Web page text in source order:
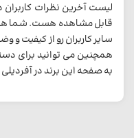
لیست آخرین نظرات کاربران
قابل مشاهده هست. شما هم
سایر کاربران رو از کیفیت
همچنین می توانید برای
به صفحه این برند در